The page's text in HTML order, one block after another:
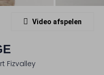
Video afspelen
Fizvalley